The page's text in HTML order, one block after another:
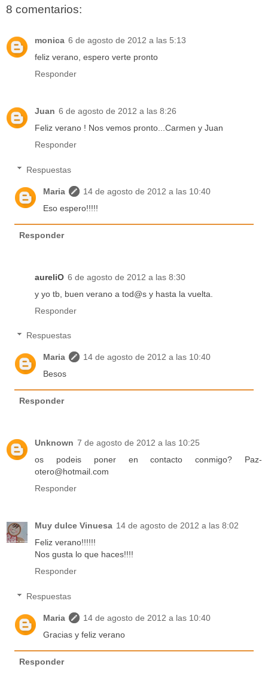
8 comentarios:
monica 6 de agosto de 2012 a las 5:13
feliz verano, espero verte pronto
Responder
Juan 6 de agosto de 2012 a las 8:26
Feliz verano ! Nos vemos pronto...Carmen y Juan
Responder
Respuestas
Maria
14 de agosto de 2012 a las 10:40
Eso espero!!!!!
Responder
aureliO 6 de agosto de 2012 a las 8:30
y yo tb, buen verano a tod@s y hasta la vuelta.
Responder
Respuestas
Maria
14 de agosto de 2012 a las 10:40
Besos
Responder
Unknown 7 de agosto de 2012 a las 10:25
os podeis poner en contacto conmigo? Paz-
otero@hotmail.com
Responder
Muy dulce Vinuesa 14 de agosto de 2012 a las 8:02
Feliz verano!!!!!!
Nos gusta lo que haces!!!!
Responder
Respuestas
Maria
14 de agosto de 2012 a las 10:40
Gracias y feliz verano
Responder